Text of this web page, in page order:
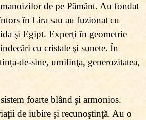
de pe Pământ. Au fondat
în Lira sau au fuzionat cu
şi Egipt. Experţi în geometrie
cu cristale şi sunete. În
de-sine, umilinţa, generozitatea,
foarte blând şi armonios.
de iubire şi recunoştinţă. Au o